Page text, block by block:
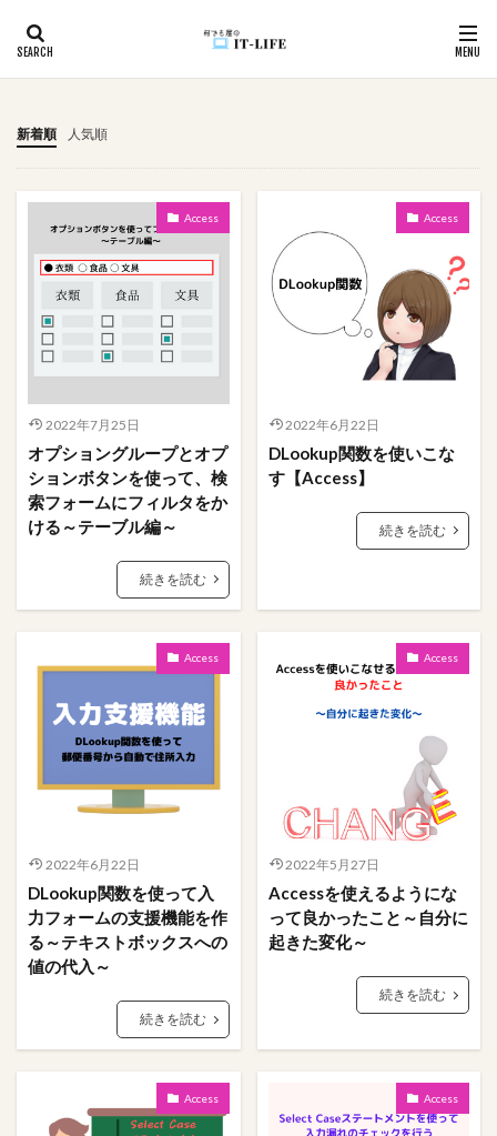
新着順 人気順
Access
2022年7月25日
オプショングループとオプ
ションボタンを使って、検
索フォームにフィルタをか
ける～テーブル編～
続きを読む
Access
2022年6月22日
DLookup関数を使いこな
す【Access】
続きを読む
Access
2022年6月22日
DLookup関数を使って入
力フォームの支援機能を作
る～テキストボックスへの
値の代入～
続きを読む
Access
2022年5月27日
Accessを使えるようにな
って良かったこと～自分に
起きた変化～
続きを読む
Access Access
タグ
#アイドル 学びの歴史
坂道グループ
国境越え
初心者向け
初心者
入力支援 循環参照
入力制御
使用例
件数取得
ユーザビリティ
モチベーションUP
マカオ
家遊び
心理戦 プレゼン
複数
移動順 悩んだ理由が分からない
櫻坂46
条件 映画
握手券
握手会
LINE あいまい
Stay Home
PowerPoint OS
Mac
Ifステートメント
ちょっと便利なショートカットキー
Google
Excel DCount関数
DAO
bootcamp
amazon
#入力支援
ささいな悩み解決
パスワード
データ加工
テーブル
ソーシャルデザイン
サイト
コミュニティ
クエリ
オンライン
オプション
エラー解決
エラー対応
インポート定義
インポート
食べ物